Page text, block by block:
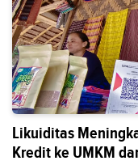
Likuiditas
Kredit ke UMKM